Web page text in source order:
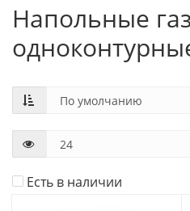
Напольные
Есть в наличии